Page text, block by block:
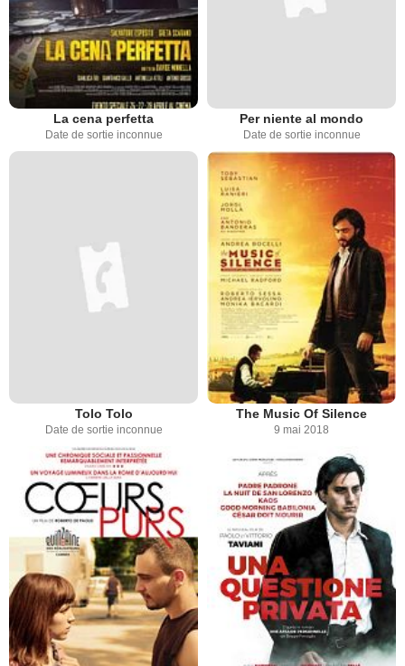
La cena perfetta
Date de sortie inconnue
Per niente al mondo
Date de sortie inconnue
Tolo Tolo
Date de sortie inconnue
The Music Of Silence
9 mai 2018